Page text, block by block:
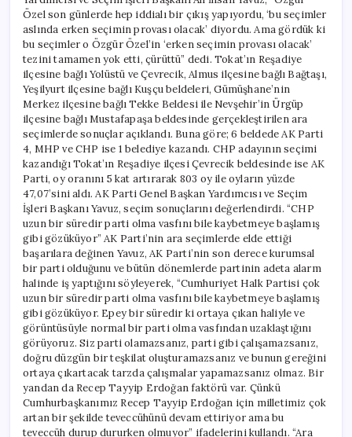
Özel son günlerde hep iddialı bir çıkış yapıyordu, ‘bu seçimler
aslında erken seçimin provası olacak’ diyordu. Ama gördük ki
bu seçimler o Özgür Özel’in ‘erken seçimin provası olacak’
tezini tamamen yok etti, çürüttü” dedi. Tokat’ın Reşadiye
ilçesine bağlı Yolüstü ve Çevrecik, Almus ilçesine bağlı Bağtaşı,
Yeşilyurt ilçesine bağlı Kuşçu beldeleri, Gümüşhane’nin
Merkez ilçesine bağlı Tekke Beldesi ile Nevşehir’in Ürgüp
ilçesine bağlı Mustafapaşa beldesinde gerçekleştirilen ara
seçimlerde sonuçlar açıklandı. Buna göre; 6 beldede AK Parti
4, MHP ve CHP ise 1 belediye kazandı. CHP adayının seçimi
kazandığı Tokat’ın Reşadiye ilçesi Çevrecik beldesinde ise AK
Parti, oy oranını 5 kat artırarak 803 oy ile oyların yüzde
47,07’sini aldı. AK Parti Genel Başkan Yardımcısı ve Seçim
İşleri Başkanı Yavuz, seçim sonuçlarını değerlendirdi. “CHP
uzun bir süredir parti olma vasfını bile kaybetmeye başlamış
gibi gözüküyor” AK Parti’nin ara seçimlerde elde ettiği
başarılara değinen Yavuz, AK Parti’nin son derece kurumsal
bir parti olduğunu ve bütün dönemlerde partinin adeta alarm
halinde iş yaptığını söyleyerek, “Cumhuriyet Halk Partisi çok
uzun bir süredir parti olma vasfını bile kaybetmeye başlamış
gibi gözüküyor. Epey bir süredir ki ortaya çıkan haliyle ve
görüntüsüyle normal bir parti olma vasfından uzaklaştığını
görüyoruz. Siz parti olamazsanız, parti gibi çalışamazsanız,
doğru düzgün bir teşkilat oluşturamazsanız ve bunun gereğini
ortaya çıkartacak tarzda çalışmalar yapamazsanız olmaz. Bir
yandan da Recep Tayyip Erdoğan faktörü var. Çünkü
Cumhurbaşkanımız Recep Tayyip Erdoğan için milletimiz çok
artan bir şekilde teveccühünü devam ettiriyor ama bu
teveccüh durup dururken olmuyor” ifadelerini kullandı. “Ara